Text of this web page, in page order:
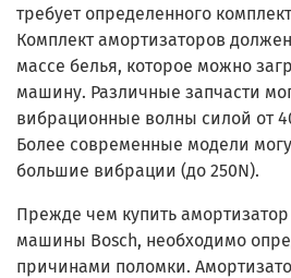
требует определенного
Комплект амортизаторов должен
массе белья, которое можно
машину. Различные запчасти
вибрационные волны силой от
Более современные модели
большие вибрации (до 250N).
Прежде чем купить
машины Bosch, необходимо
причинами поломки.